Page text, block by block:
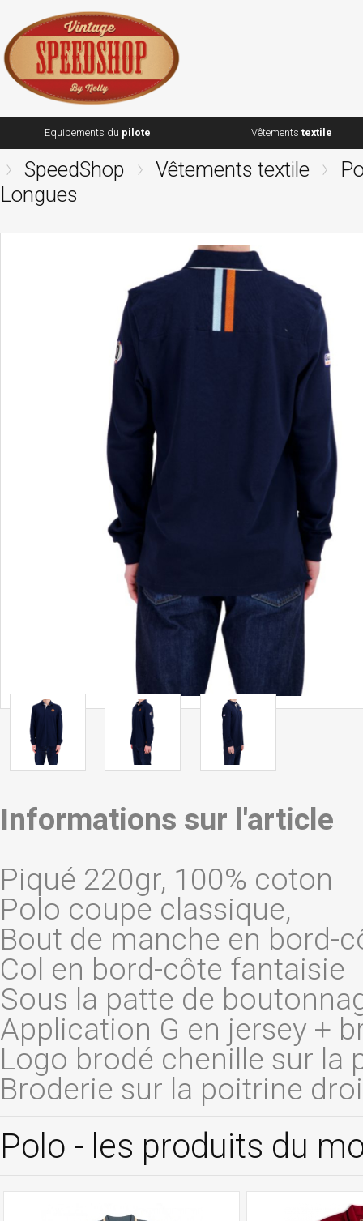
Equipements du pilote Vêtements textile
SpeedShop Vêtements textile
Longues
Informations sur l'article
Piqué 220gr, 100% coton
Polo coupe classique,
Bout de manche en bord-
Col en bord-côte fantaisie
Sous la patte de
Application G en jersey +
Logo brodé chenille sur la
Broderie sur la poitrine
Polo - les produits du